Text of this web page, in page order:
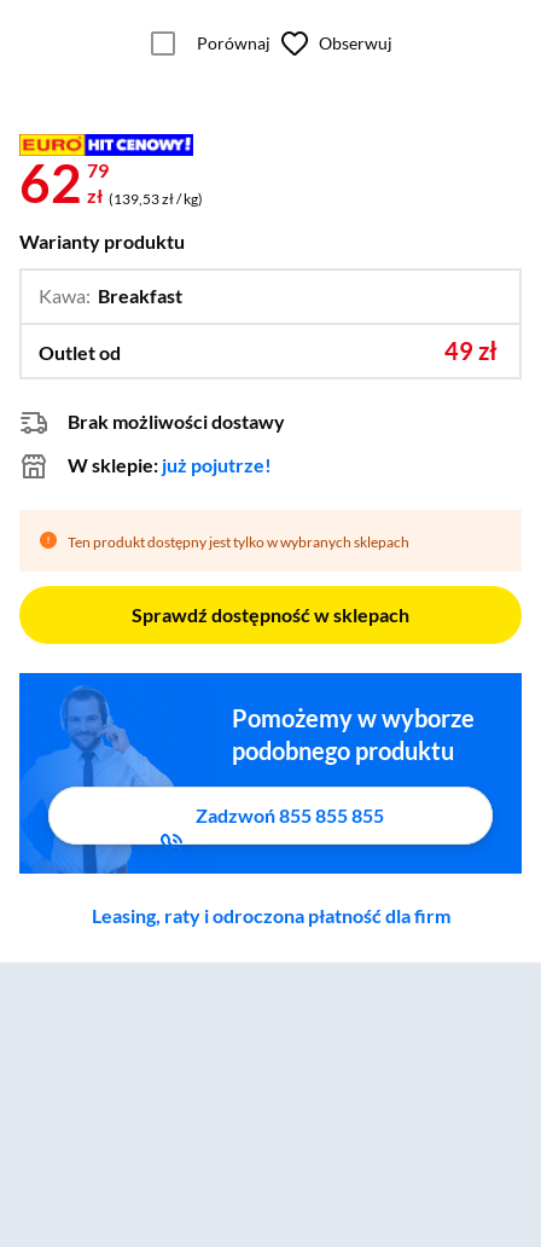
Porównaj Obserwuj
62 79
zł (139,53 zł / kg)
Warianty produktu
Kawa: Breakfast
Pike Place Roast
Outlet od 49 zł
Brak możliwości dostawy
W sklepie: już pojutrze!
Ten produkt dostępny jest tylko w wybranych sklepach
Sprawdź dostępność w sklepach
Pomożemy w wyborze
podobnego produktu
Zadzwoń 855 855 855
Leasing, raty i odroczona płatność dla firm